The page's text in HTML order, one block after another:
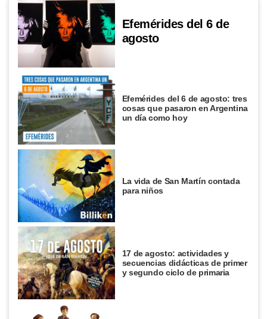
Efemérides del 6 de
agosto
Efemérides del 6 de agosto: tres
cosas que pasaron en Argentina
un día como hoy
La vida de San Martín contada
para niños
17 de agosto: actividades y
secuencias didácticas de primer
y segundo ciclo de primaria